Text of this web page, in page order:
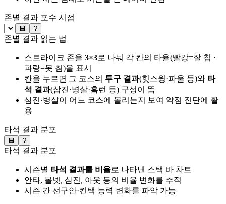
존별 결과 포수 시점
💾 ?
존별 결과 읽는 법
스트라이크 존을 3×3로 나눠 각 칸의 타율(빨강=잘 침 ·
파랑=못 침)을 표시
칸을 누르면 그 코스의 투구 결과(헛스윙·파울 등)와 타
석 결과(삼진·병살·홈런 등) 구성이 뜸
삼진·병살이 어느 코스에 몰리는지 보여 약점 진단에 활
용
타석 결과 분포
💾 ?
타석 결과 분포
시즌별 타석 결과를 비율로 나타낸 스택 바 차트
안타, 볼넷, 삼진, 아웃 등의 비율 변화를 추적
시즌 간 선구안·컨택 능력 변화를 파악 가능